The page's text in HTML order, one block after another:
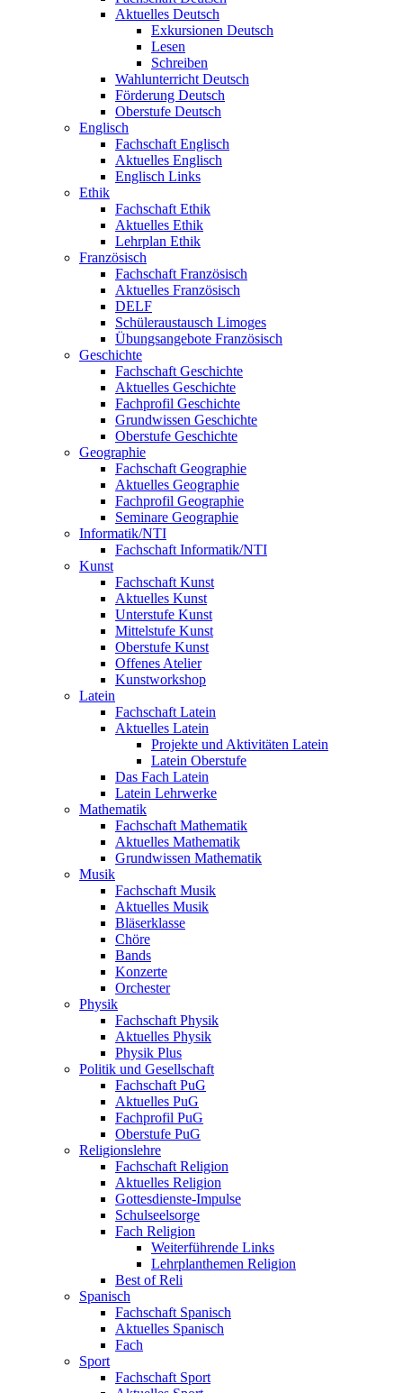
Aktuelles Deutsch
Exkursionen Deutsch
Lesen
Schreiben
Wahlunterricht Deutsch
Förderung Deutsch
Oberstufe Deutsch
Englisch
Fachschaft Englisch
Aktuelles Englisch
Englisch Links
Ethik
Fachschaft Ethik
Aktuelles Ethik
Lehrplan Ethik
Französisch
Fachschaft Französisch
Aktuelles Französisch
DELF
Schüleraustausch Limoges
Übungsangebote Französisch
Geschichte
Fachschaft Geschichte
Aktuelles Geschichte
Fachprofil Geschichte
Grundwissen Geschichte
Oberstufe Geschichte
Geographie
Fachschaft Geographie
Aktuelles Geographie
Fachprofil Geographie
Seminare Geographie
Informatik/NTI
Fachschaft Informatik/NTI
Kunst
Fachschaft Kunst
Aktuelles Kunst
Unterstufe Kunst
Mittelstufe Kunst
Oberstufe Kunst
Offenes Atelier
Kunstworkshop
Latein
Fachschaft Latein
Aktuelles Latein
Projekte und Aktivitäten Latein
Latein Oberstufe
Das Fach Latein
Latein Lehrwerke
Mathematik
Fachschaft Mathematik
Aktuelles Mathematik
Grundwissen Mathematik
Musik
Fachschaft Musik
Aktuelles Musik
Bläserklasse
Chöre
Bands
Konzerte
Orchester
Physik
Fachschaft Physik
Aktuelles Physik
Physik Plus
Politik und Gesellschaft
Fachschaft PuG
Aktuelles PuG
Fachprofil PuG
Oberstufe PuG
Religionslehre
Fachschaft Religion
Aktuelles Religion
Gottesdienste-Impulse
Schulseelsorge
Fach Religion
Weiterführende Links
Lehrplanthemen Religion
Best of Reli
Spanisch
Fachschaft Spanisch
Aktuelles Spanisch
Fach
Sport
Fachschaft Sport